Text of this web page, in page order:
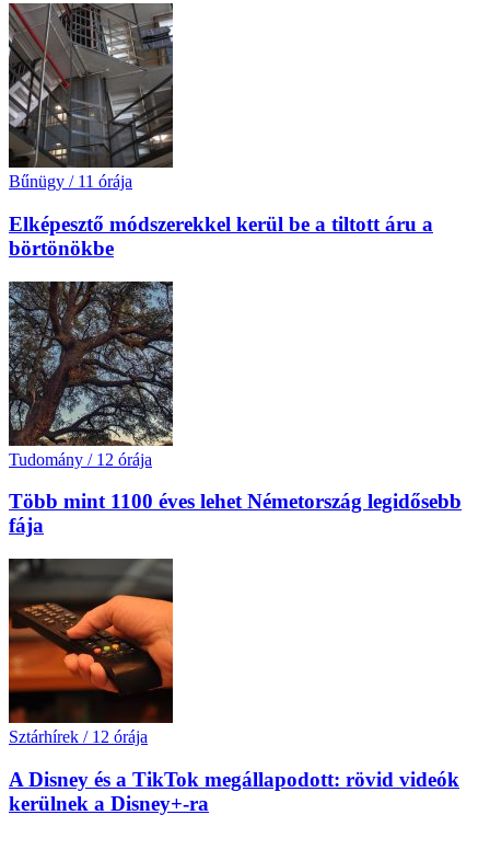
Bűnügy / 11 órája
Elképesztő módszerekkel kerül be a tiltott áru a
börtönökbe
Tudomány / 12 órája
Több mint 1100 éves lehet Németország legidősebb
fája
Sztárhírek / 12 órája
A Disney és a TikTok megállapodott: rövid videók
kerülnek a Disney+-ra